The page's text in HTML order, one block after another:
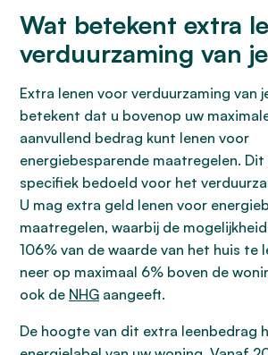
Wat betekent extra
verduurzaming van
Extra lenen voor verduurzaming van
betekent dat u bovenop uw
aanvullend bedrag kunt lenen voor
energiebesparende maatregelen.
specifiek bedoeld voor het
U mag extra geld lenen voor
maatregelen, waarbij de
106% van de waarde van het huis te
neer op maximaal 6% boven de
ook de NHG aangeeft.
De hoogte van dit extra leenbedrag